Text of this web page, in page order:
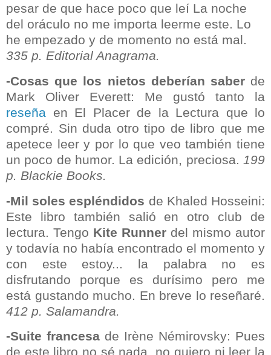
pesar de que hace poco que leí La noche
del oráculo no me importa leerme este. Lo
he empezado y de momento no está mal.
335 p. Editorial Anagrama.
-Cosas que los nietos deberían saber de
Mark Oliver Everett: Me gustó tanto la
reseña en El Placer de la Lectura que lo
compré. Sin duda otro tipo de libro que me
apetece leer y por lo que veo también tiene
un poco de humor. La edición, preciosa. 199
p. Blackie Books.
-Mil soles espléndidos de Khaled Hosseini:
Este libro también salió en otro club de
lectura. Tengo Kite Runner del mismo autor
y todavía no había encontrado el momento y
con este estoy... la palabra no es
disfrutando porque es durísimo pero me
está gustando mucho. En breve lo reseñaré.
412 p. Salamandra.
-Suite francesa de Irène Némirovsky: Pues
de este libro no sé nada, no quiero ni leer la